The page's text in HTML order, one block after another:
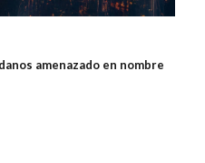
amenazado en nombre